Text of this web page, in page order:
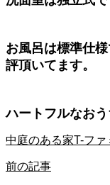
お風呂は標準仕
評頂いてます。
ハートフルなおう
中庭のある家T-フ
前の記事